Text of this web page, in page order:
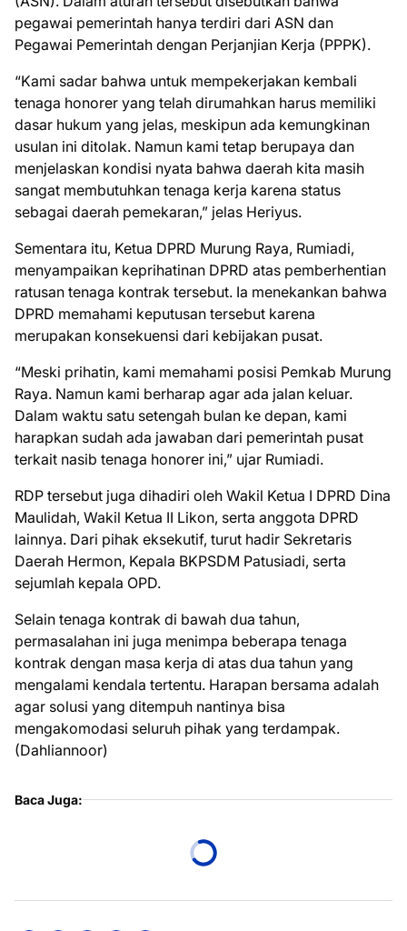
pegawai pemerintah hanya terdiri dari ASN dan
Pegawai Pemerintah dengan Perjanjian Kerja (PPPK).
“Kami sadar bahwa untuk mempekerjakan kembali
tenaga honorer yang telah dirumahkan harus memiliki
dasar hukum yang jelas, meskipun ada kemungkinan
usulan ini ditolak. Namun kami tetap berupaya dan
menjelaskan kondisi nyata bahwa daerah kita masih
sangat membutuhkan tenaga kerja karena status
sebagai daerah pemekaran,” jelas Heriyus.
Sementara itu, Ketua DPRD Murung Raya, Rumiadi,
menyampaikan keprihatinan DPRD atas pemberhentian
ratusan tenaga kontrak tersebut. Ia menekankan bahwa
DPRD memahami keputusan tersebut karena
merupakan konsekuensi dari kebijakan pusat.
“Meski prihatin, kami memahami posisi Pemkab Murung
Raya. Namun kami berharap agar ada jalan keluar.
Dalam waktu satu setengah bulan ke depan, kami
harapkan sudah ada jawaban dari pemerintah pusat
terkait nasib tenaga honorer ini,” ujar Rumiadi.
RDP tersebut juga dihadiri oleh Wakil Ketua I DPRD Dina
Maulidah, Wakil Ketua II Likon, serta anggota DPRD
lainnya. Dari pihak eksekutif, turut hadir Sekretaris
Daerah Hermon, Kepala BKPSDM Patusiadi, serta
sejumlah kepala OPD.
Selain tenaga kontrak di bawah dua tahun,
permasalahan ini juga menimpa beberapa tenaga
kontrak dengan masa kerja di atas dua tahun yang
mengalami kendala tertentu. Harapan bersama adalah
agar solusi yang ditempuh nantinya bisa
mengakomodasi seluruh pihak yang terdampak.
(Dahliannoor)
Baca Juga: